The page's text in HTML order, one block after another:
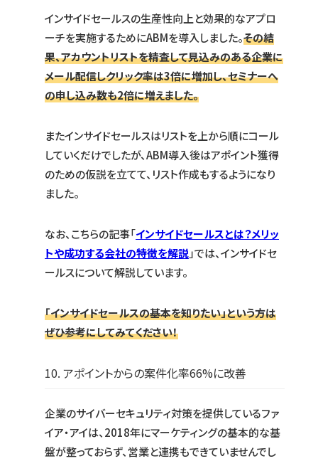
インサイドセールスの生産性向上と効果的なアプロ
ーチを実施するためにABMを導入しました。その結
果、アカウントリストを精査して見込みのある企業に
メール配信しクリック率は3倍に増加し、セミナーへ
の申し込み数も2倍に増えました。
またインサイドセールスはリストを上から順にコール
していくだけでしたが、ABM導入後はアポイント獲得
のための仮説を立てて、リスト作成もするようになり
ました。
なお、こちらの記事「インサイドセールスとは？メリッ
トや成功する会社の特徴を解説」では、インサイドセ
ールスについて解説しています。
「インサイドセールスの基本を知りたい」という方は
ぜひ参考にしてみてください！
10. アポイントからの案件化率66%に改善
企業のサイバーセキュリティ対策を提供しているファ
イア・アイは、2018年にマーケティングの基本的な基
盤が整っておらず、営業と連携もできていませんでし